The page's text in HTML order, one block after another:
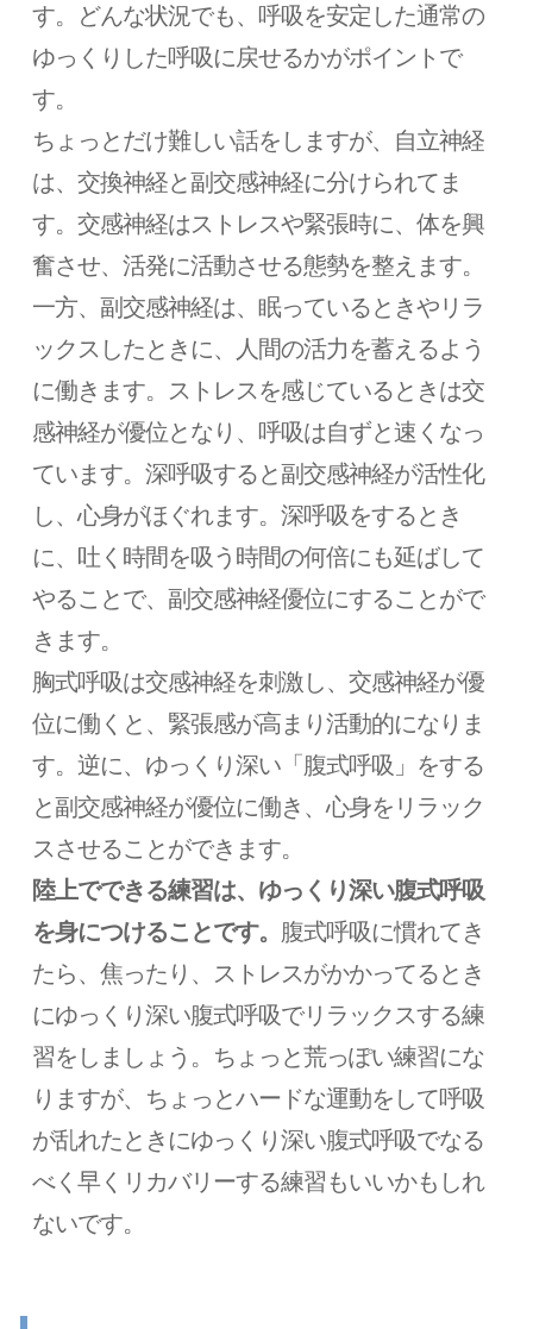
す。どんな状況でも、呼吸を安定した通常の
ゆっくりした呼吸に戻せるかがポイントで
す。
ちょっとだけ難しい話をしますが、自立神経
は、交換神経と副交感神経に分けられてま
す。交感神経はストレスや緊張時に、体を興
奮させ、活発に活動させる態勢を整えます。
一方、副交感神経は、眠っているときやリラ
ックスしたときに、人間の活力を蓄えるよう
に働きます。ストレスを感じているときは交
感神経が優位となり、呼吸は自ずと速くなっ
ています。深呼吸すると副交感神経が活性化
し、心身がほぐれます。深呼吸をするとき
に、吐く時間を吸う時間の何倍にも延ばして
やることで、副交感神経優位にすることがで
きます。
胸式呼吸は交感神経を刺激し、交感神経が優
位に働くと、緊張感が高まり活動的になりま
す。逆に、ゆっくり深い「腹式呼吸」をする
と副交感神経が優位に働き、心身をリラック
スさせることができます。
陸上でできる練習は、ゆっくり深い腹式呼吸
を身につけることです。
腹式呼吸に慣れてき
たら、焦ったり、ストレスがかかってるとき
にゆっくり深い腹式呼吸でリラックスする練
習をしましょう。ちょっと荒っぽい練習にな
りますが、ちょっとハードな運動をして呼吸
が乱れたときにゆっくり深い腹式呼吸でなる
べく早くリカバリーする練習もいいかもしれ
ないです。